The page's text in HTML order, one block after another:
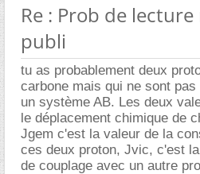
Re : Prob de
publi
tu as probablement deux
carbone mais qui ne sont
un système AB. Les deux
le déplacement chimique de
Jgem c'est la valeur de la
ces deux proton, Jvic, c'est
de couplage avec un autre